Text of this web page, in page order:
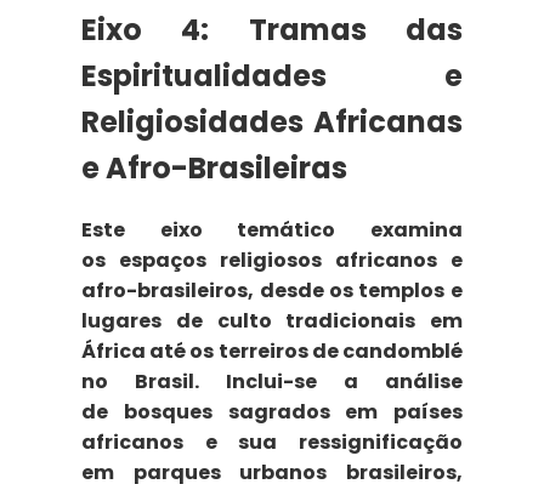
Eixo 4: Tramas das
Espiritualidades e
Religiosidades Africanas
e Afro-Brasileiras
Este eixo temático examina
os espaços religiosos africanos e
afro-brasileiros, desde os templos e
lugares de culto tradicionais em
África até os terreiros de candomblé
no Brasil. Inclui-se a análise
de
bosques sagrados em países
africanos e sua ressignificação
em parques urbanos
brasileiros,